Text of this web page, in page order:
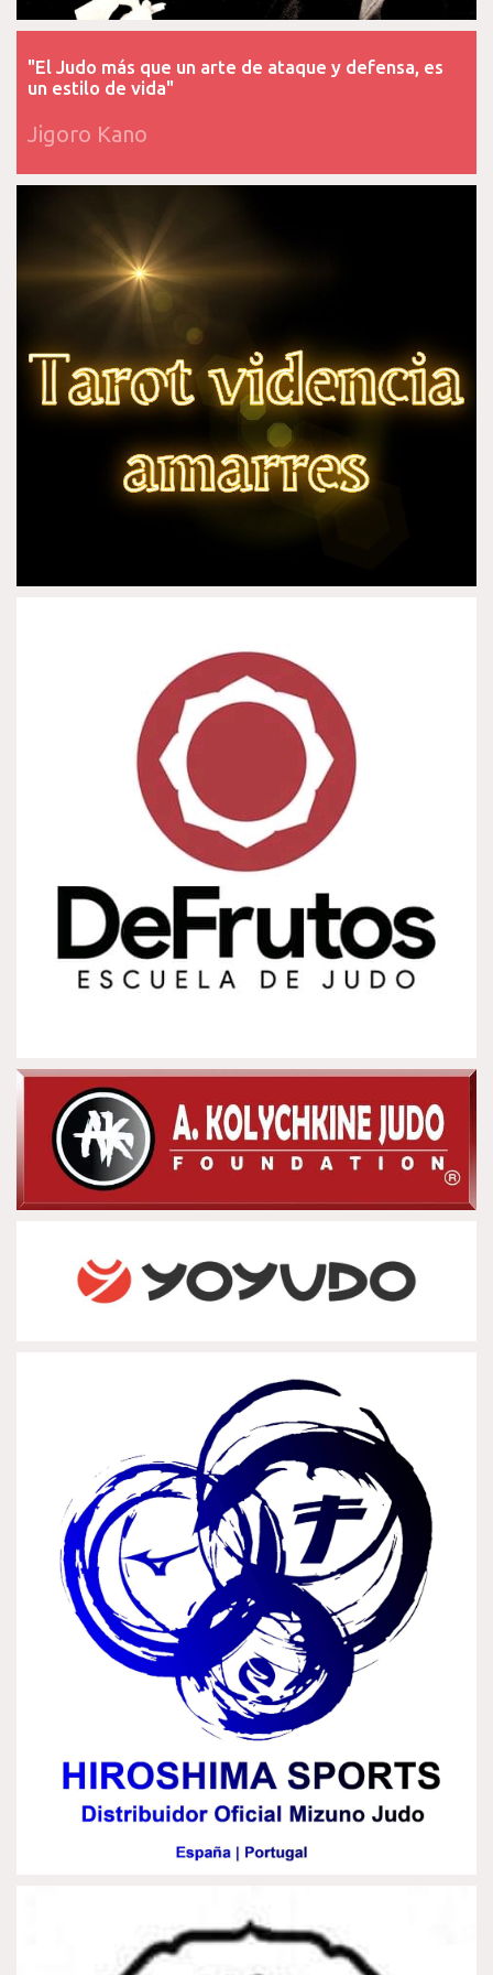
"El Judo más que un arte de ataque y defensa, es
un estilo de vida"
Jigoro Kano